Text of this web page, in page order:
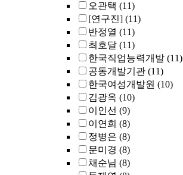
오관택 (11)
[연구진] (11)
반정열 (11)
최호달 (11)
한국직업능력개발 (11)
공동개발기관 (11)
한국여성개발원 (10)
김광옥 (10)
이인선 (9)
이연희 (8)
정병은 (8)
문미경 (8)
채순님 (8)